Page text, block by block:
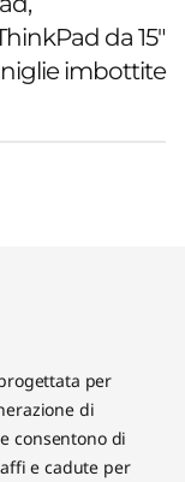
da 15"
imbottite
per
di
consentono di
e cadute per